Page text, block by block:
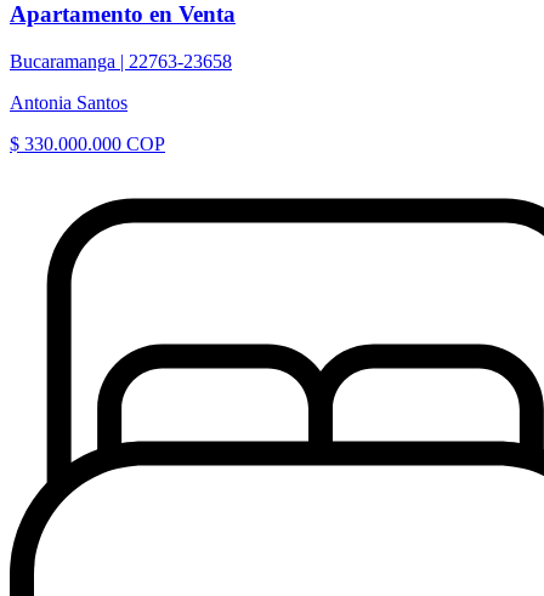
Apartamento en Venta
Bucaramanga | 22763-23658
Antonia Santos
$ 330.000.000 COP